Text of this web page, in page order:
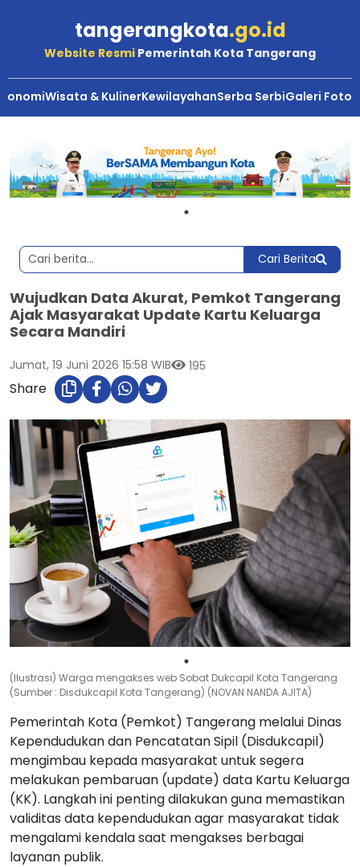
tangerangkota.go.id
Website Resmi Pemerintah Kota Tangerang
Wisata & KulinerKewilayahanSerba SerbiGaleri Foto
Cari Berita
Wujudkan Data Akurat, Pemkot Tangerang
Ajak Masyarakat Update Kartu Keluarga
Secara Mandiri
Jumat, 19 Juni 2026 15:58 WIB 195
Share
(Ilustrasi) Warga mengakses web Sobat Dukcapil Kota Tangerang
(Sumber : Disdukcapil Kota Tangerang) (NOVAN NANDA AJITA)
Pemerintah Kota (Pemkot) Tangerang melalui Dinas
Kependudukan dan Pencatatan Sipil (Disdukcapil)
mengimbau kepada masyarakat untuk segera
melakukan pembaruan (update) data Kartu Keluarga
(KK). Langkah ini penting dilakukan guna memastikan
validitas data kependudukan agar masyarakat tidak
mengalami kendala saat mengakses berbagai
layanan publik.